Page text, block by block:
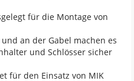
für die Montage von
an der Gabel machen es
und Schlösser sicher
für den Einsatz von MIK